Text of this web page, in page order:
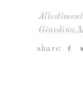
Giardino,
share: